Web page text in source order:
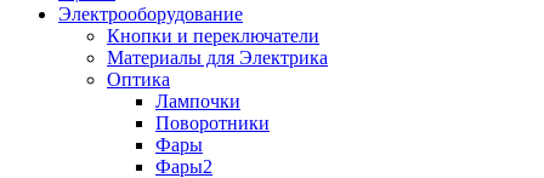
Электрооборудование
Кнопки и переключатели
Материалы для Электрика
Оптика
Лампочки
Поворотники
Фары
Фары2